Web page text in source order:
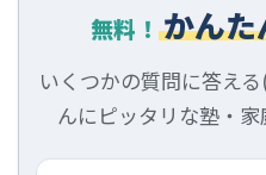
無料！ かんた
いくつかの質問に答え
んにピッタリな塾・家